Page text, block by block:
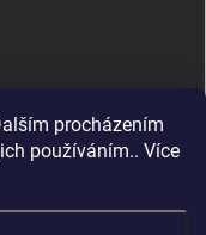
procházením
používáním.. Více